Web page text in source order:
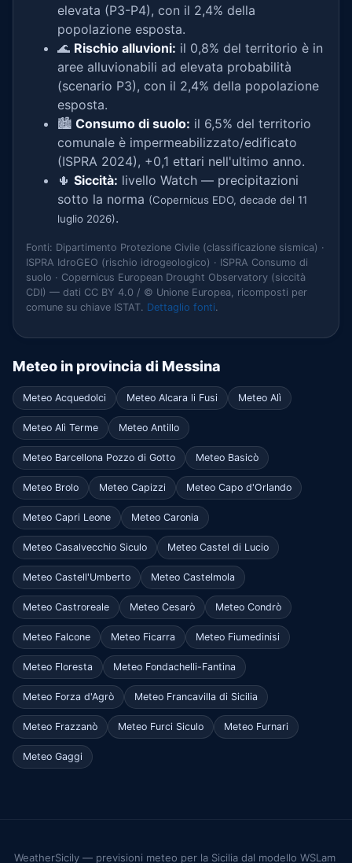
elevata (P3-P4), con il 2,4% della
popolazione esposta.
🌊 Rischio alluvioni: il 0,8% del territorio è in
aree alluvionabili ad elevata probabilità
(scenario P3), con il 2,4% della popolazione
esposta.
🏙️ Consumo di suolo: il 6,5% del territorio
comunale è impermeabilizzato/edificato
(ISPRA 2024), +0,1 ettari nell'ultimo anno.
🌵 Siccità: livello Watch — precipitazioni
sotto la norma (Copernicus EDO, decade del 11
luglio 2026).
Fonti: Dipartimento Protezione Civile (classificazione sismica) ·
ISPRA IdroGEO (rischio idrogeologico) · ISPRA Consumo di
suolo · Copernicus European Drought Observatory (siccità
CDI) — dati CC BY 4.0 / © Unione Europea, ricomposti per
comune su chiave ISTAT. Dettaglio fonti.
Meteo in provincia di Messina
Meteo Acquedolci Meteo Alcara li Fusi Meteo Alì
Meteo Alì Terme Meteo Antillo
Meteo Barcellona Pozzo di Gotto Meteo Basicò
Meteo Brolo Meteo Capizzi Meteo Capo d'Orlando
Meteo Capri Leone Meteo Caronia
Meteo Casalvecchio Siculo Meteo Castel di Lucio
Meteo Castell'Umberto Meteo Castelmola
Meteo Castroreale Meteo Cesarò Meteo Condrò
Meteo Falcone Meteo Ficarra Meteo Fiumedinisi
Meteo Floresta Meteo Fondachelli-Fantina
Meteo Forza d'Agrò Meteo Francavilla di Sicilia
Meteo Frazzanò Meteo Furci Siculo Meteo Furnari
Meteo Gaggi
WeatherSicily — previsioni meteo per la Sicilia dal modello WSLam